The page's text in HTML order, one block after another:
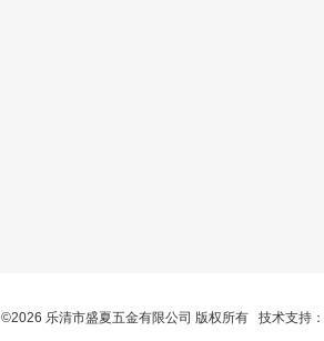
©2026 乐清市盛夏五金有限公司 版权所有 技术支持：